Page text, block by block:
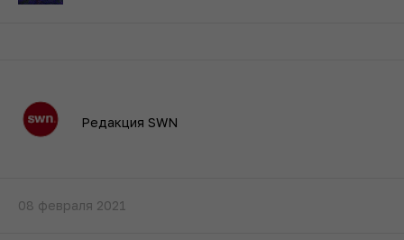
Редакция SWN
08 февраля 2021